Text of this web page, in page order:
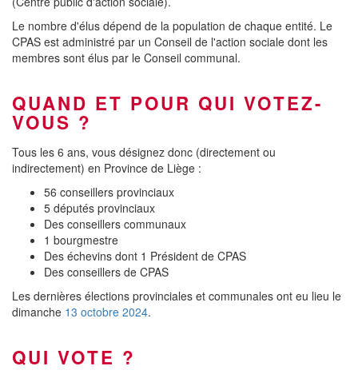
Le nombre d'élus dépend de la population de chaque entité. Le
CPAS est administré par un Conseil de l'action sociale dont les
membres sont élus par le Conseil communal.
QUAND ET POUR QUI VOTEZ-
VOUS ?
Tous les 6 ans, vous désignez donc (directement ou
indirectement) en Province de Liège :
56 conseillers provinciaux
5 députés provinciaux
Des conseillers communaux
1 bourgmestre
Des échevins dont 1 Président de CPAS
Des conseillers de CPAS
Les dernières élections provinciales et communales ont eu lieu le
dimanche 13 octobre 2024.
QUI VOTE ?